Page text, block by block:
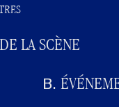
LA SCÈNE
B.